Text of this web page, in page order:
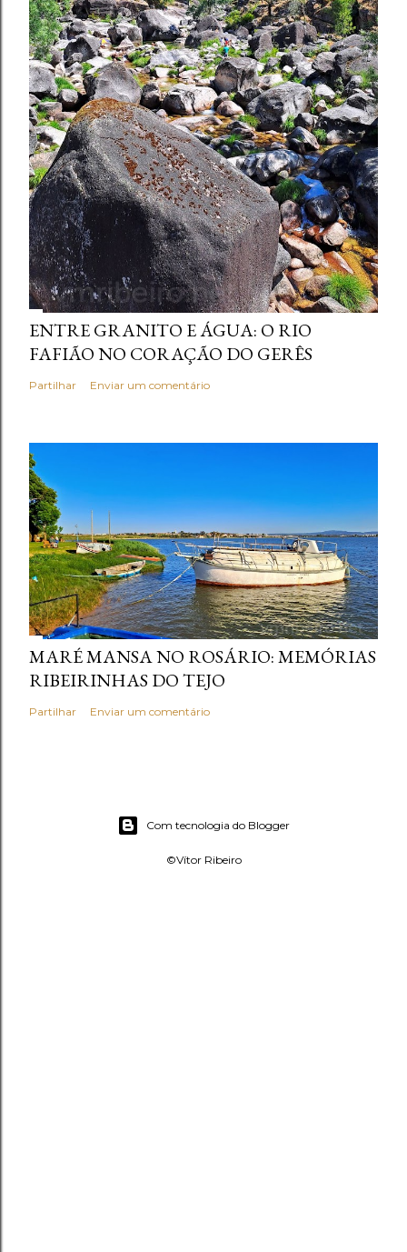
ENTRE GRANITO E ÁGUA: O RIO
FAFIÃO NO CORAÇÃO DO GERÊS
Partilhar Enviar um comentário
MARÉ MANSA NO ROSÁRIO: MEMÓRIAS
RIBEIRINHAS DO TEJO
Partilhar Enviar um comentário
Com tecnologia do Blogger
©Vítor Ribeiro